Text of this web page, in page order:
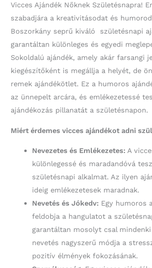
Vicces Ajándék Nőknek Születésnapra!
szabadjára a kreativitásodat és
Boszorkány seprű kiváló születésnapi
garantáltan különleges és egyedi
Sokoldalú ajándék, amely akár farsangi
kiegészítőként is megállja a helyét, de
remek ajándékötlet. Ez a humoros
az ünnepelt arcára, és emlékezetessé
ajándékozás pillanatát a születésnapon.
Miért érdemes vicces ajándékot adni
Nevezetes és Emlékezetes: A
különlegessé és maradandóvá
születésnapi alkalmat. Az ilyen
ideig emlékezetesek maradnak.
Nevetés és Jókedv: Egy humoros
feldobja a hangulatot a
garantáltan mosolyt csal mindenki
nevetés nagyszerű módja a
pozitív élmények fokozásának.